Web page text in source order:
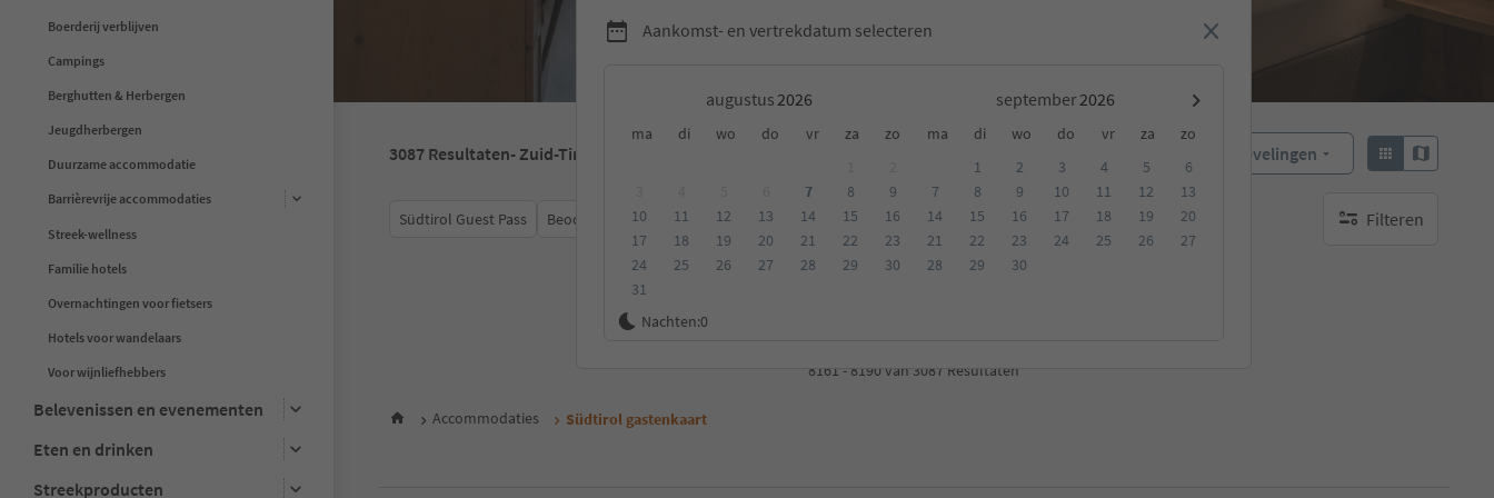
Boerderij verblijven
Campings
Berghutten & Herbergen
Jeugdherbergen
Duurzame accommodatie
Barrièrevrije accommodaties
Streek-wellness
Familie hotels
Overnachtingen voor fietsers
Hotels voor wandelaars
Voor wijnliefhebbers
Belevenissen en evenementen
Eten en drinken
Streekproducten
Aankomst- en vertrekdatum selecteren
augustus september
ma di wo do vr za zo ma di wo do vr za
zo
7 8
9
10
11 12 13 14 15
16
17
18 19 20 21 22
23
24
25 26 27 28 29
30
31
1 2 3 4 5
6
7
8 9 10 11 12
13
14
15 16 17 18 19
20
21
22 23 24 25 26
27
28
29 30
Nachten:0
3087 Resultaten- Zuid-Tirol Aanbevelingen
Südtirol Guest Pass Beoordeling Categorie Type catering Duurzame accommodatie Filteren
geen actieve filters
6
8161 - 8190 van 3087 Resultaten
Accommodaties Südtirol gastenkaart